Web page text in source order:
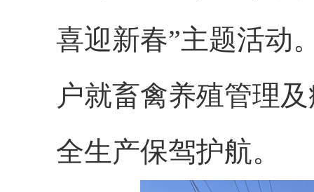
喜迎新春”主题活动
户就畜禽养殖管理
全生产保驾护航。